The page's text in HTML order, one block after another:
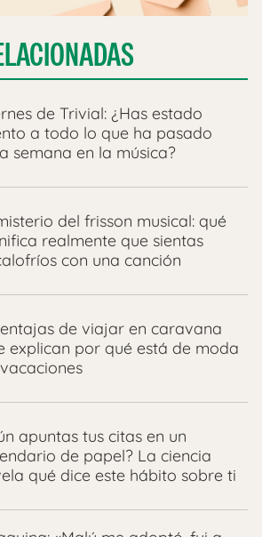
de Trivial: ¿Has estado
a todo lo que ha pasado
semana en la música?
del frisson musical: qué
realmente que sientas
con una canción
de viajar en caravana
explican por qué está de moda
apuntas tus citas en un
de papel? La ciencia
qué dice este hábito sobre ti